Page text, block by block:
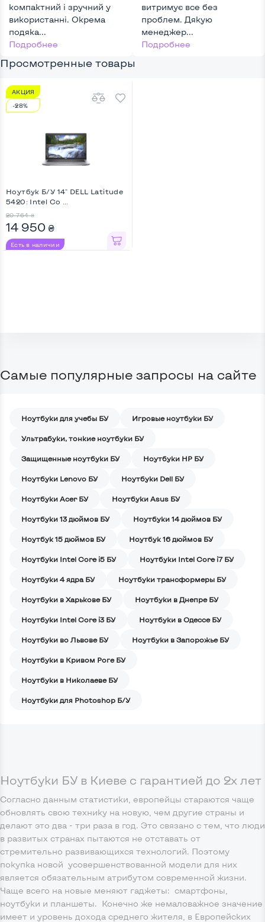
компактний і зручний у
використанні. Окрема
подяка...
Подробнее
витримує все без
проблем. Дякую
менеджер...
Подробнее
Просмотренные товары
АКЦИЯ
-28%
Ноутбук Б/У 14" DELL Latitude
5420: Intel Co ...
20 764 ₴
14 950 ₴
Есть в наличии
Самые популярные запросы на сайте
Ноутбуки для учебы БУ Игровые ноутбуки БУ
Ультрабуки, тонкие ноутбуки БУ
Защищенные ноутбуки БУ Ноутбуки HP БУ
Ноутбуки Lenovo БУ Ноутбуки Dell БУ
Ноутбуки Acer БУ Ноутбуки Asus БУ
Ноутбуки 13 дюймов БУ Ноутбуки 14 дюймов БУ
Ноутбук 15 дюймов БУ Ноутбук 16 дюймов БУ
Ноутбуки Intel Core i5 БУ Ноутбуки Intel Core i7 БУ
Ноутбуки 4 ядра БУ Ноутбуки трансформеры БУ
Ноутбуки в Харькове БУ Ноутбуки в Днепре БУ
Ноутбуки Intel Core i3 БУ Ноутбуки в Одессе БУ
Ноутбуки во Львове БУ Ноутбуки в Запорожье БУ
Ноутбуки в Кривом Роге БУ
Ноутбуки в Николаеве БУ
Ноутбуки для Photoshop Б/У
Ноутбуки БУ в Киеве с гарантией до 2х лет
Согласно данным статистики, европейцы стараются чаще
обновлять свою технику на новую, чем другие страны и
делают это два - три раза в год. Это связано с тем, что люди
в развитых странах пытаются не отставать от
стремительно развивающихся технологий. Поэтому
покупка новой усовершенствованной модели для них
является обязательным атрибутом современной жизни.
Чаще всего на новые меняют гаджеты: смартфоны,
ноутбуки и планшеты. Конечно же немаловажное значение
имеет и уровень дохода среднего жителя, в Европейских